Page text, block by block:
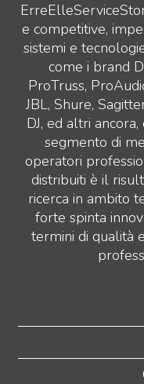
e competitive,
sistemi e
come i brand
ProTruss,
JBL, Shure,
DJ, ed altri
segmento di
operatori
distribuiti è il
ricerca in ambito
forte spinta
termini di qualità